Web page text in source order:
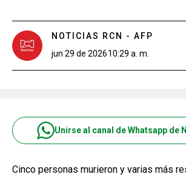
NOTICIAS RCN - AFP
jun 29 de 202610:29 a. m.
Unirse al canal de Whatsapp de
Cinco personas murieron y varias más